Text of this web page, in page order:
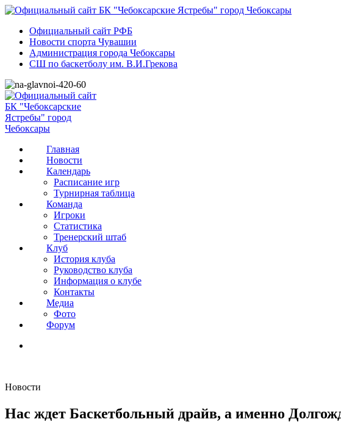
Официальный сайт РФБ
Новости спорта Чувашии
Администрация города Чебоксары
СШ по баскетболу им. В.И.Грекова
Главная
Новости
Календарь
Расписание игр
Турнирная таблица
Команда
Игроки
Статистика
Тренерский штаб
Клуб
История клуба
Руководство клуба
Информация о клубе
Контакты
Медиа
Фото
Форум
Новости
Нас ждет Баскетбольный драйв, а именно